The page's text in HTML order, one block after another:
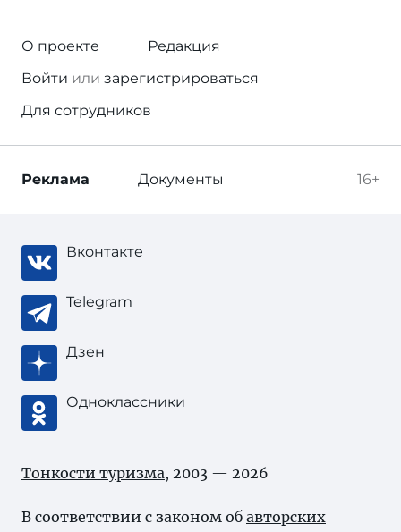
О проекте
Редакция
Войти или зарегистрироваться
Для сотрудников
16+
Реклама Документы
Вконтакте
Telegram
Дзен
Одноклассники
Тонкости туризма, 2003 — 2026
В соответствии с законом об авторских